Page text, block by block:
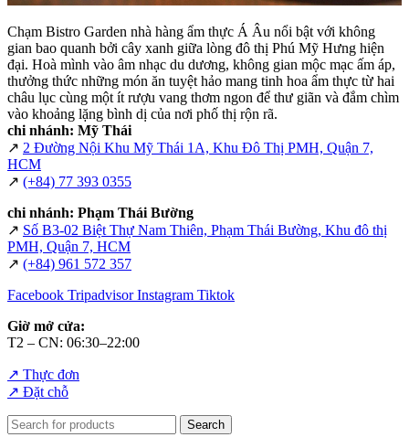
Chạm Bistro Garden nhà hàng ẩm thực Á Âu nổi bật với không
gian bao quanh bởi cây xanh giữa lòng đô thị Phú Mỹ Hưng hiện
đại. Hoà mình vào âm nhạc du dương, không gian mộc mạc ấm áp,
thưởng thức những món ăn tuyệt hảo mang tinh hoa ẩm thực từ hai
châu lục cùng một ít rượu vang thơm ngon để thư giãn và đắm chìm
vào khoảng lặng bình dị của nơi phố thị rộn rã.
chi nhánh: Mỹ Thái
↗ 2 Đường Nội Khu Mỹ Thái 1A, Khu Đô Thị PMH, Quận 7,
HCM
↗ (+84) 77 393 0355
chi nhánh: Phạm Thái Bường
↗ Số B3-02 Biệt Thự Nam Thiên, Phạm Thái Bường, Khu đô thị
PMH, Quận 7, HCM
↗ (+84) 961 572 357
Facebook Tripadvisor Instagram Tiktok
Giờ mở cửa:
T2 – CN: 06:30–22:00
↗ Thực đơn
↗ Đặt chỗ
Search